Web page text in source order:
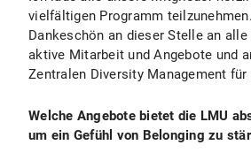
vielfältigen Programm
Dankeschön an dieser Stelle an
aktive Mitarbeit und Angebote und
Zentralen Diversity Management
Welche Angebote bietet die LMU
um ein Gefühl von Belonging zu